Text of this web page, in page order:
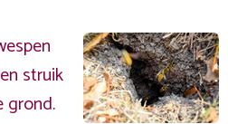
struik
grond.